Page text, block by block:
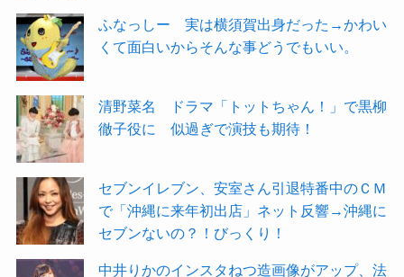
ふなっしー 実は横須賀出身だった→かわい
くて面白いからそんな事どうでもいい。
清野菜名 ドラマ「トットちゃん！」で黒柳
徹子役に 似過ぎで演技も期待！
セブンイレブン、安室さん引退特番中のＣＭ
で「沖縄に来年初出店」ネット反響→沖縄に
セブンないの？！びっくり！
中井りかのインスタねつ造画像がアップ、法